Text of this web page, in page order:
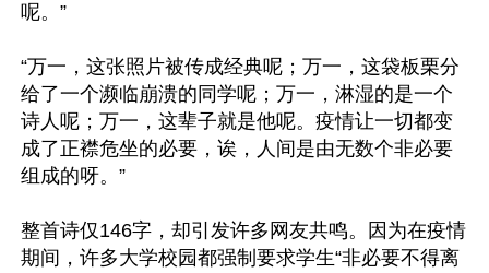
呢。”
“万一，这张照片被传成经典呢；万一，这袋板栗分
给了一个濒临崩溃的同学呢；万一，淋湿的是一个
诗人呢；万一，这辈子就是他呢。疫情让一切都变
成了正襟危坐的必要，诶，人间是由无数个非必要
组成的呀。”
整首诗仅146字，却引发许多网友共鸣。因为在疫情
期间，许多大学校园都强制要求学生“非必要不得离